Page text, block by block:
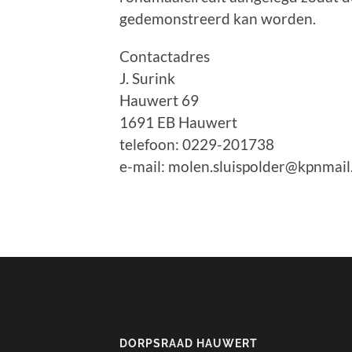
gedemonstreerd kan worden.
Contactadres
J. Surink
Hauwert 69
1691 EB Hauwert
telefoon: 0229-201738
e-mail:
DORPSRAAD HAUWERT